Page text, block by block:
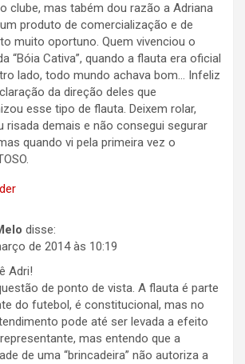
clube, mas tabém dou razão a Adriana
produto de comercialização e de
muito oportuno. Quem vivenciou o
“Bóia Cativa”, quando a flauta era oficial
lado, todo mundo achava bom… Infeliz
da direção deles que
esse tipo de flauta. Deixem rolar,
risada demais e não consegui segurar
quando vi pela primeira vez o
disse:
de 2014 às 10:19
Adri!
de ponto de vista. A flauta é parte
do futebol, é constitucional, mas no
pode até ser levada a efeito
mas entendo que a
de uma “brincadeira” não autoriza a